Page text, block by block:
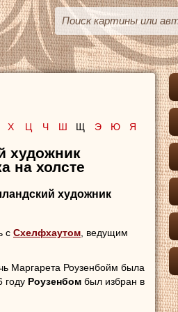
Х Ц Ч Ш Щ Э Ю Я
художник
на холсте
художник
с Схелфхаутом, ведущим
Маргарета Роузенбойм была
году Роузенбом был избран в
девизом «Искусство - наша
в Гааге и